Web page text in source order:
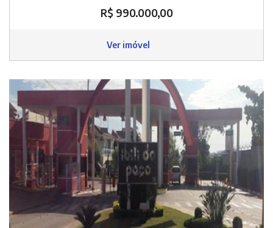
R$ 990.000,00
Ver imóvel